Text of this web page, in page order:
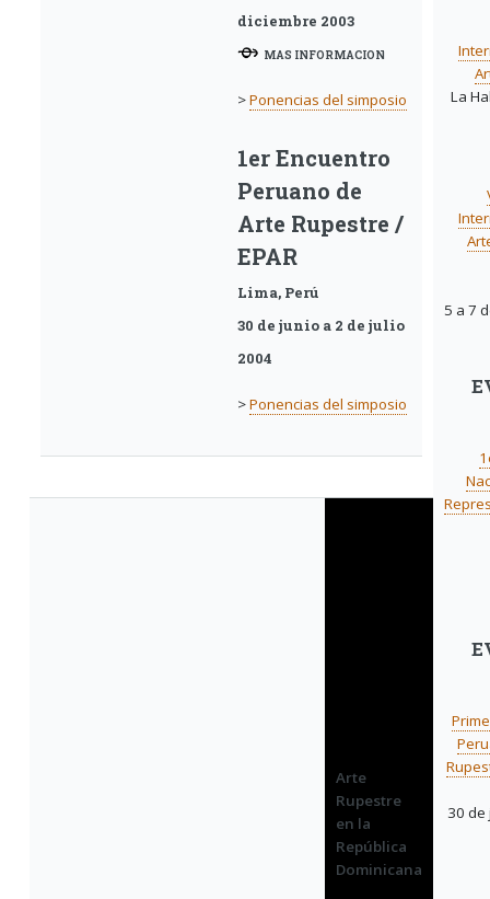
La
5 a 7
30 de
diciembre 2003
MAS INFORMACION
>Ponencias del simposio
1er Encuentro
Peruano de
Arte Rupestre /
EPAR
Lima, Perú
30 de junio a 2 de julio
2004
>Ponencias del simposio
Arte
Rupestre
en la
República
Dominicana